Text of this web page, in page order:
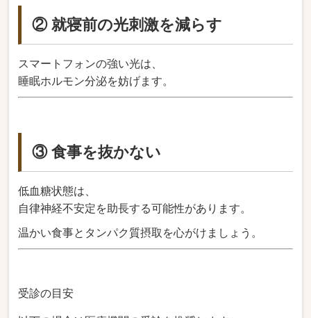
② 就寝前の光刺激を減らす
スマートフォンの強い光は、
睡眠ホルモン分泌を妨げます。
③ 食事を抜かない
低血糖状態は、
自律神経不安定を助長する可能性があります。
温かい食事とタンパク質摂取を心がけましょう。
受診の目安